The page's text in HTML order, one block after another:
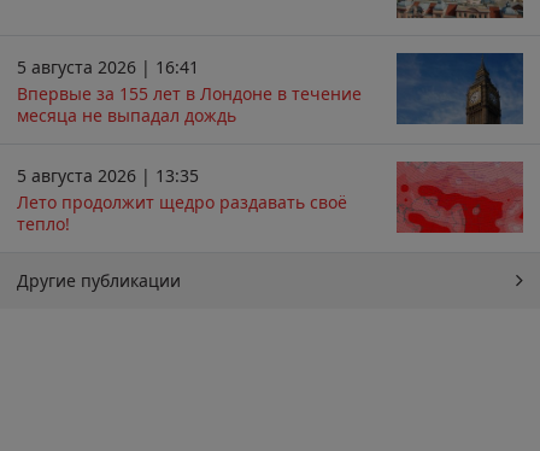
5 августа 2026 | 16:41
Впервые за 155 лет в Лондоне в течение
месяца не выпадал дождь
5 августа 2026 | 13:35
Лето продолжит щедро раздавать своё
тепло!
Другие публикации